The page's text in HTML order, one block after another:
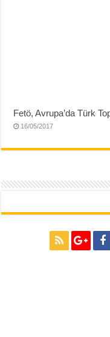
Fetö, Avrupa’da Türk
16/05/2017